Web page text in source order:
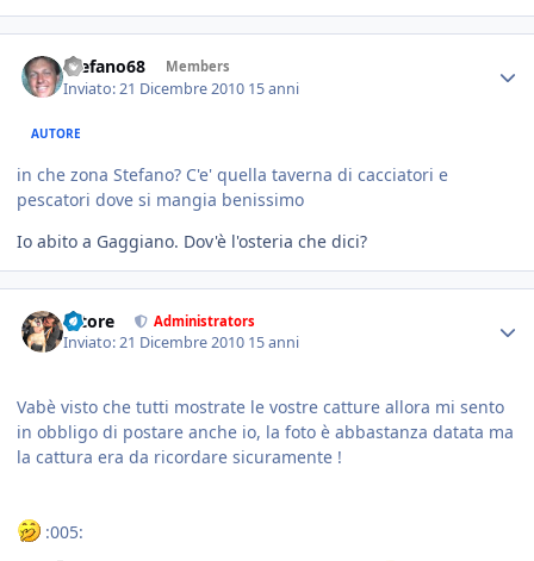
Stefano68 Members
Inviato:21 Dicembre 2010 15 anni
AUTORE
in che zona Stefano? C'e' quella taverna di cacciatori e
pescatori dove si mangia benissimo
Io abito a Gaggiano. Dov'è l'osteria che dici?
tatore Administrators
Inviato:21 Dicembre 2010 15 anni
Vabè visto che tutti mostrate le vostre catture allora mi sento
in obbligo di postare anche io, la foto è abbastanza datata ma
la cattura era da ricordare sicuramente !
:005: